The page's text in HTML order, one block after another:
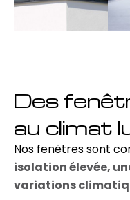
Des
au climat
Nos fenêtres sont
isolation élevée,
variations